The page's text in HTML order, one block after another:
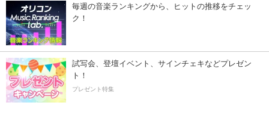
毎週の音楽ランキングから、ヒットの推移をチェッ
ク！
試写会、登壇イベント、サインチェキなどプレゼン
ト！
プレゼント特集